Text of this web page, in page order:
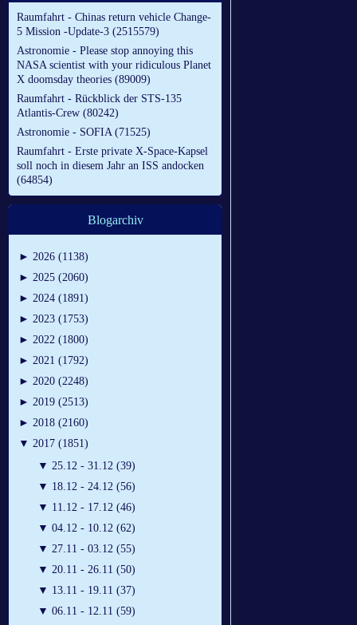
Raumfahrt - Chinas return vehicle Change-
5 Mission -Update-3 (2515579)
Astronomie - Please stop annoying this
NASA scientist with your ridiculous Planet
X doomsday theories (89009)
Raumfahrt - Rückblick der STS-135
Atlantis-Crew (80242)
Astronomie - SOFIA (71525)
Raumfahrt - Erste private X-Space-Kapsel
soll noch in diesem Jahr an ISS andocken
(64854)
Blogarchiv
► 2026 (1138)
► 2025 (2060)
► 2024 (1891)
► 2023 (1753)
► 2022 (1800)
► 2021 (1792)
► 2020 (2248)
► 2019 (2513)
► 2018 (2160)
▼ 2017 (1851)
▼ 25.12 - 31.12 (39)
▼ 18.12 - 24.12 (56)
▼ 11.12 - 17.12 (46)
▼ 04.12 - 10.12 (62)
▼ 27.11 - 03.12 (55)
▼ 20.11 - 26.11 (50)
▼ 13.11 - 19.11 (37)
▼ 06.11 - 12.11 (59)